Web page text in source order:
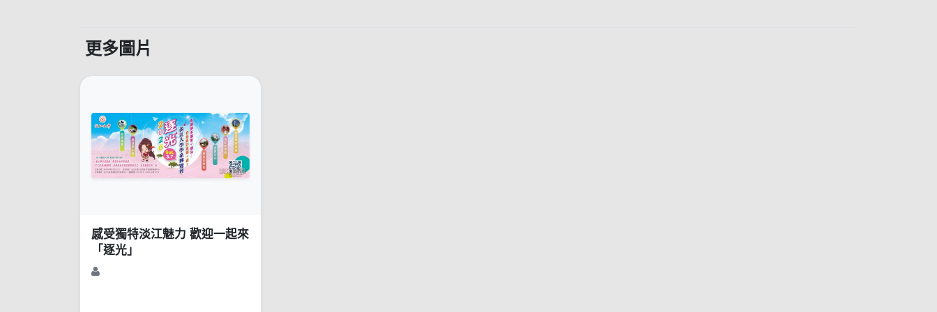
更多圖片
感受獨特淡江魅力 歡迎一起來
「逐光」